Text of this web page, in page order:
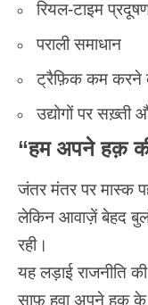
रियल-टाइम
पराली समाधान
ट्रैफ़िक कम करने
उद्योगों पर सख़्ती
“हम अपने हक़
जंतर मंतर पर मास्क
लेकिन आवाज़ें बेहद
रही।
यह लड़ाई राजनीति
साफ़ हवा अपने हक़